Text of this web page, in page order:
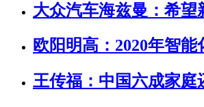
大众汽车海兹曼：希望
欧阳明高：2020年智
王传福：中国六成家庭